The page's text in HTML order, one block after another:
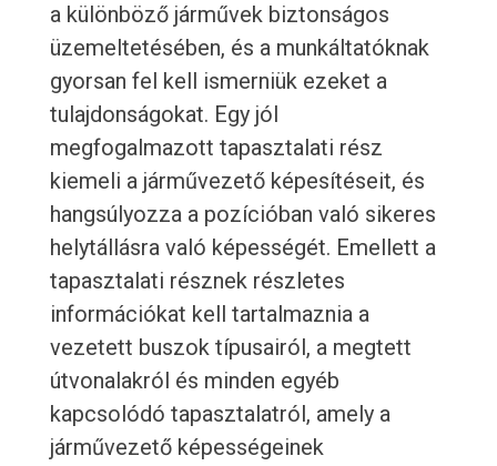
a különböző járművek biztonságos
üzemeltetésében, és a munkáltatóknak
gyorsan fel kell ismerniük ezeket a
tulajdonságokat. Egy jól
megfogalmazott tapasztalati rész
kiemeli a járművezető képesítéseit, és
hangsúlyozza a pozícióban való sikeres
helytállásra való képességét. Emellett a
tapasztalati résznek részletes
információkat kell tartalmaznia a
vezetett buszok típusairól, a megtett
útvonalakról és minden egyéb
kapcsolódó tapasztalatról, amely a
járművezető képességeinek